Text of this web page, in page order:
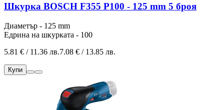
Шкурка BOSCH F355 P100 - 125 mm 5 броя
Диаметър - 125 mm
Едрина на шкурката - 100
5.81 € / 11.36 лв.7.08 € / 13.85 лв.
Купи